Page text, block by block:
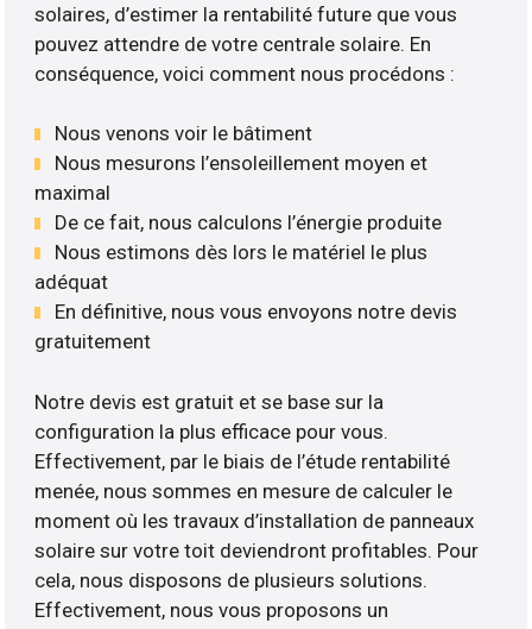
solaires, d’estimer la rentabilité future que vous
pouvez attendre de votre centrale solaire. En
conséquence, voici comment nous procédons :
Nous venons voir le bâtiment
Nous mesurons l’ensoleillement moyen et
maximal
De ce fait, nous calculons l’énergie produite
Nous estimons dès lors le matériel le plus
adéquat
En définitive, nous vous envoyons notre devis
gratuitement
Notre devis est gratuit et se base sur la
configuration la plus efficace pour vous.
Effectivement, par le biais de l’étude rentabilité
menée, nous sommes en mesure de calculer le
moment où les travaux d’installation de panneaux
solaire sur votre toit deviendront profitables. Pour
cela, nous disposons de plusieurs solutions.
Effectivement, nous vous proposons un